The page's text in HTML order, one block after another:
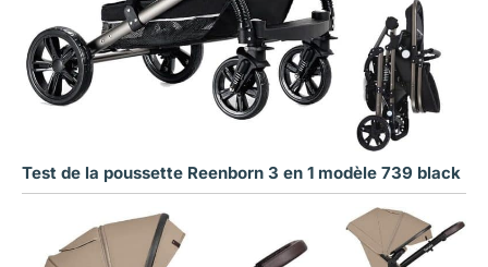
Test de la poussette Reenborn 3 en 1 modèle 739 black